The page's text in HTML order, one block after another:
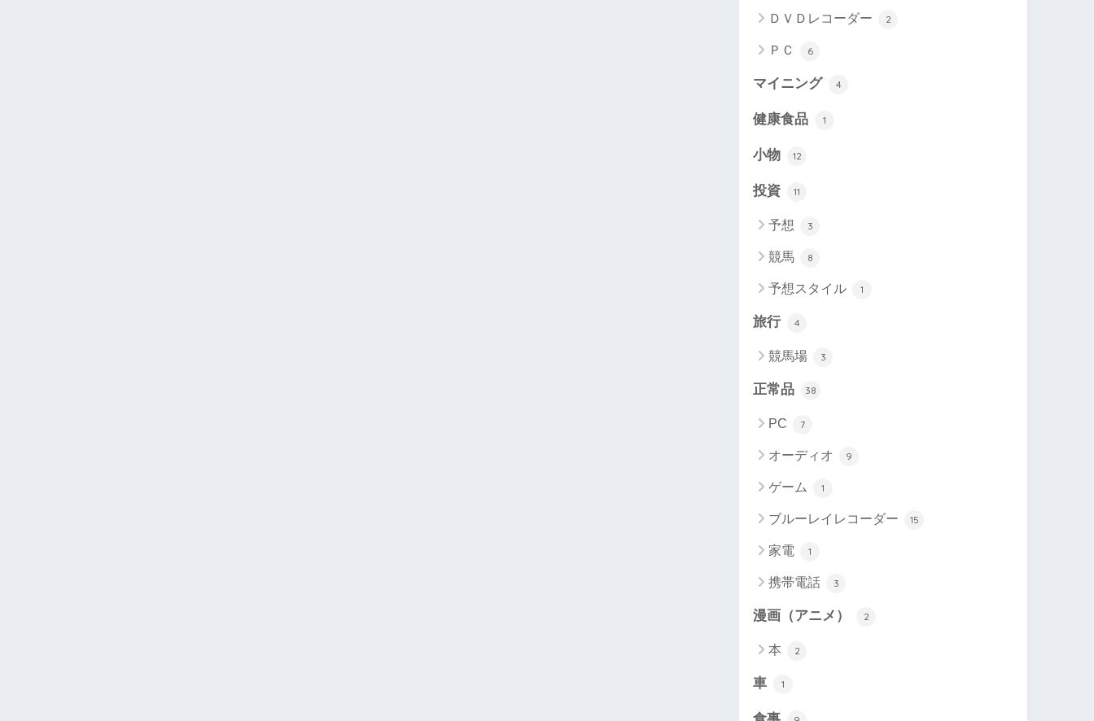
ＤＶＤレコーダー 2
ＰＣ 6
マイニング 4
健康食品 1
小物 12
投資 11
予想 3
競馬 8
予想スタイル 1
旅行 4
競馬場 3
正常品 38
PC 7
オーディオ 9
ゲーム 1
ブルーレイレコーダー 15
家電 1
携帯電話 3
漫画（アニメ） 2
本 2
車 1